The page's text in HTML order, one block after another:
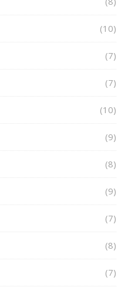
(10)
(7)
(7)
(10)
(9)
(8)
(9)
(7)
(8)
(7)